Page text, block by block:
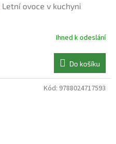
Letní ovoce v kuchyni
Ihned k odeslání
Do košíku
Kód: 9788024717593